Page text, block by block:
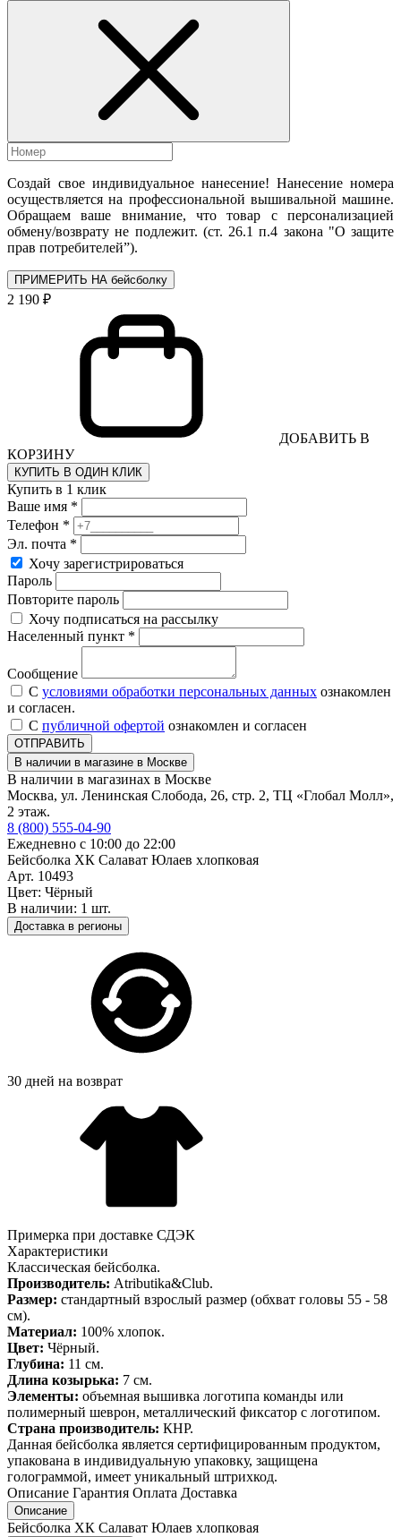
Создай свое индивидуальное нанесение! Нанесение номера
осуществляется на профессиональной вышивальной машине.
Обращаем ваше внимание, что товар с персонализацией
обмену/возврату не подлежит. (ст. 26.1 п.4 закона "О защите
прав потребителей”).
ПРИМЕРИТЬ НА бейсболку
2 190 ₽
ДОБАВИТЬ В
КОРЗИНУ
КУПИТЬ В ОДИН КЛИК
Купить в 1 клик
Ваше имя *
Телефон *
Эл. почта *
Хочу зарегистрироваться
Пароль
Повторите пароль
Хочу подписаться на рассылку
Населенный пункт *
Сообщение
С условиями обработки персональных данных ознакомлен
и согласен.
С публичной офертой ознакомлен и согласен
ОТПРАВИТЬ
В наличии в магазине в Москве
В наличии в магазинах в Москве
Москва, ул. Ленинская Слобода, 26, стр. 2, ТЦ «Глобал Молл»,
2 этаж.
8 (800) 555-04-90
Ежедневно с 10:00 до 22:00
Бейсболка ХК Салават Юлаев хлопковая
Арт. 10493
Цвет: Чёрный
В наличии: 1 шт.
Доставка в регионы
30 дней на возврат
Примерка при доставке СДЭК
Характеристики
Классическая бейсболка.
Производитель: Atributika&Club.
Размер: стандартный взрослый размер (обхват головы 55 - 58
см).
Материал: 100% хлопок.
Цвет: Чёрный.
Глубина: 11 см.
Длина козырька: 7 см.
Элементы: объемная вышивка логотипа команды или
полимерный шеврон, металлический фиксатор с логотипом.
Страна производитель: КНР.
Данная бейсболка является сертифицированным продуктом,
упакована в индивидуальную упаковку, защищена
голограммой, имеет уникальный штрихкод.
Описание Гарантия Оплата Доставка
Описание
Бейсболка ХК Салават Юлаев хлопковая